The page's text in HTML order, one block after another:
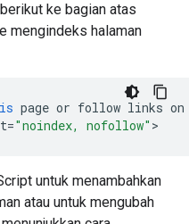
berikut ke bagian atas
mengindeks halaman
page or follow links on
="noindex, nofollow" >
untuk menambahkan
atau untuk mengubah